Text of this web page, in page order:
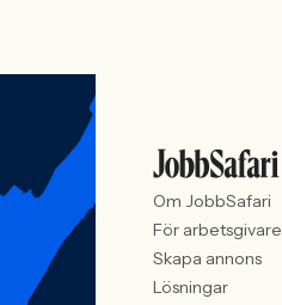
Om JobbSafari
För arbetsgivare
Skapa annons
Lösningar